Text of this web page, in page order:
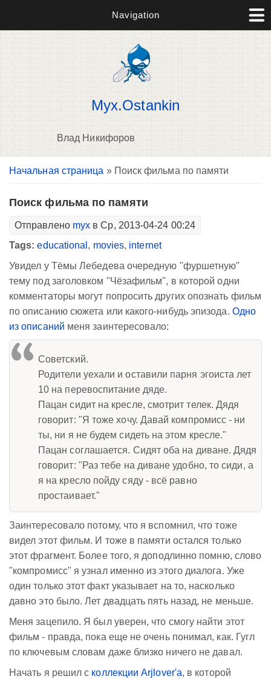
Navigation
Myx.Ostankin
Влад Никифоров
Вы здесь
Начальная страница » Поиск фильма по памяти
Поиск фильма по памяти
Отправлено myx в Ср, 2013-04-24 00:24
Tags:educational , movies, internet
Увидел у Тёмы Лебедева очередную "фуршетную"
тему под заголовком "Чёзафильм", в которой одни
комментаторы могут попросить других опознать фильм
по описанию сюжета или какого-нибудь эпизода. Одно
из описаний меня заинтересовало:
Советский.
Родители уехали и оставили парня эгоиста лет
10 на перевоспитание дяде.
Пацан сидит на кресле, смотрит телек. Дядя
говорит: "Я тоже хочу. Давай компромисс - ни
ты, ни я не будем сидеть на этом кресле."
Пацан соглашается. Сидят оба на диване. Дядя
говорит: "Раз тебе на диване удобно, то сиди, а
я на кресло пойду сяду - всё равно
простаивает."
Заинтересовало потому, что я вспомнил, что тоже
видел этот фильм. И тоже в памяти остался только
этот фрагмент. Более того, я доподлинно помню, слово
"компромисс" я узнал именно из этого диалога. Уже
один только этот факт указывает на то, насколько
давно это было. Лет двадцать пять назад, не меньше.
Меня зацепило. Я был уверен, что смогу найти этот
фильм - правда, пока еще не очень понимал, как. Гугл
по ключевым словам даже близко ничего не давал.
Начать я решил с коллекции Arjlover'а, в которой